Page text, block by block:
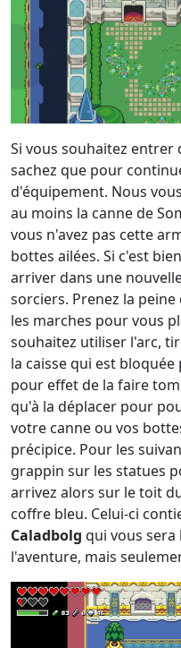
Si vous souhaitez entrer
sachez que pour
d'équipement. Nous
au moins la canne de
vous n'avez pas cette
bottes ailées. Si c'est
arriver dans une
sorciers. Prenez la
les marches pour vous
souhaitez utiliser l'arc,
la caisse qui est
pour effet de la faire
qu'à la déplacer pour
votre canne ou vos
précipice. Pour les
grappin sur les statues
arrivez alors sur le toit
coffre bleu. Celui-ci
Caladbolg qui vous
l'aventure, mais